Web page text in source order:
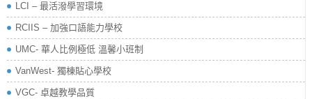
LCI – 最活潑學習環境
RCIIS – 加強口語能力學校
UMC- 華人比例極低 溫馨小班制
VanWest- 獨棟貼心學校
VGC- 卓越教學品質